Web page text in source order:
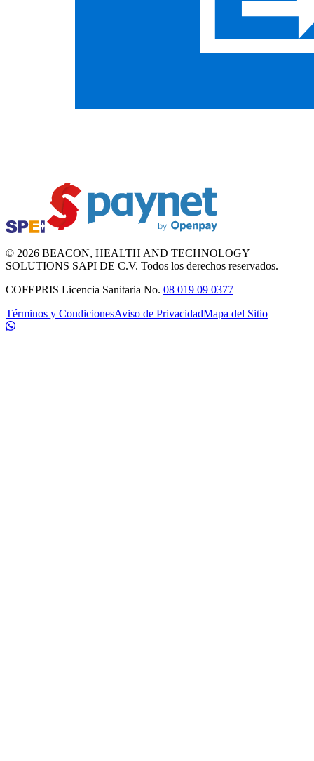
© 2026 BEACON, HEALTH AND TECHNOLOGY
SOLUTIONS SAPI DE C.V. Todos los derechos reservados.
COFEPRIS Licencia Sanitaria No. 08 019 09 0377
Términos y CondicionesAviso de PrivacidadMapa del Sitio